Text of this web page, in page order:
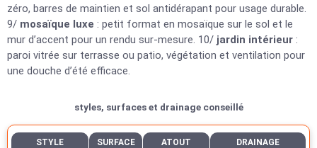
zéro, barres de maintien et sol antidérapant pour usage durable.
9/ mosaïque luxe : petit format en mosaïque sur le sol et le
mur d’accent pour un rendu sur-mesure. 10/ jardin intérieur :
paroi vitrée sur terrasse ou patio, végétation et ventilation pour
une douche d’été efficace.
styles, surfaces et drainage conseillé
STYLE
SURFACE
ATOUT
DRAINAGE